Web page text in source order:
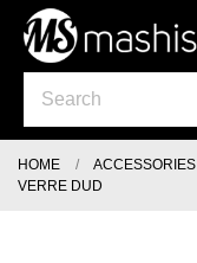
HOME ACCESSORIES
VERRE DUD